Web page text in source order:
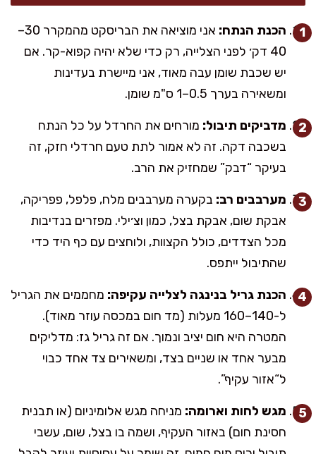
הכנת הנתח:
אני מוציאה את הבריסקט מהמקרר 30–
40 דק׳ לפני הצלייה, רק כדי שלא יהיה קפוא-קר. אם
יש שכבת שומן עבה מאוד, אני מיישרת בעדינות
ומשאירה בערך 0.5–1 ס"מ שומן.
מדביקים תיבול: מורחים את החרדל על כל הנתח
בשכבה דקה. זה לא אמור לתת טעם חרדלי חזק, זה
בעיקר “דבק” שמחזיק את הרב.
מערבבים רב: בקערה מערבבים מלח, פלפל, פפריקה,
אבקת שום, אבקת בצל, כמון וצ׳ילי. מפזרים בנדיבות
מכל הצדדים, כולל הקצוות, ולוחצים עם כף היד כדי
שהתיבול ייתפס.
הכנת גריל בנינגה לצלייה עקיפה: מחממים את הגריל
ל-140–160 מעלות (מד חום במכסה עוזר מאוד).
המטרה היא חום יציב ונמוך. אם זה גריל גז: מדליקים
מבער אחד או שניים בצד, ומשאירים צד אחד כבוי
ל“אזור עקיף”.
מגש לחות וארומה: מניחה מגש אלומיניום (או תבנית
חסינת חום) באזור העקיף, ושמה בו בצל, שום, עשבי